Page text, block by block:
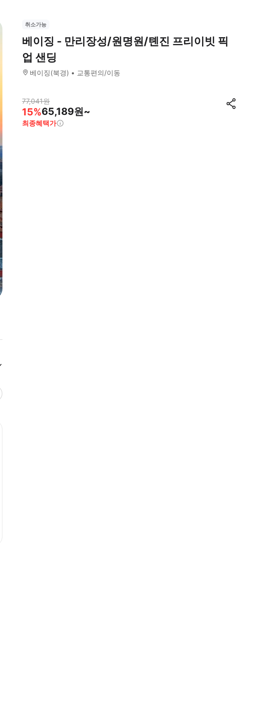
취소가능
베이징 - 만리장성/원명원/톈진 프리이빗 픽
업 샌딩
베이징(북경) 교통편의/이동
77,041원
15%65,189원~
최종혜택가